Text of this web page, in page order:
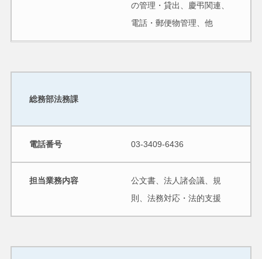
の管理・貸出、慶弔関連、
電話・郵便物管理、他
総務部法務課
電話番号 03-3409-6436
担当業務内容
公文書、法人諸会議、規
則、法務対応・法的支援